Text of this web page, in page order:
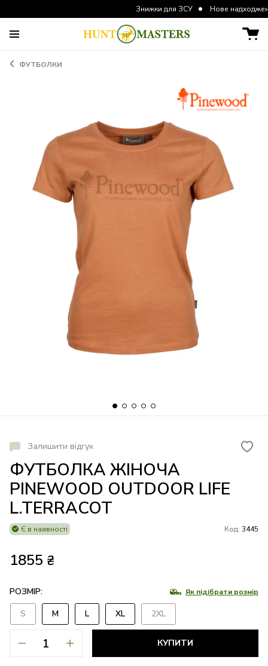
Знижки для ЗСУ Нове надходження курток
ФУТБОЛКИ
Залишити відгук
ФУТБОЛКА ЖІНОЧА
PINEWOOD OUTDOOR LIFE
L.TERRACOT
Є в наявності Код: 3445
1855 ₴
РОЗМІР: Як підібрати розмір
S M L XL 2XL
КУПИТИ